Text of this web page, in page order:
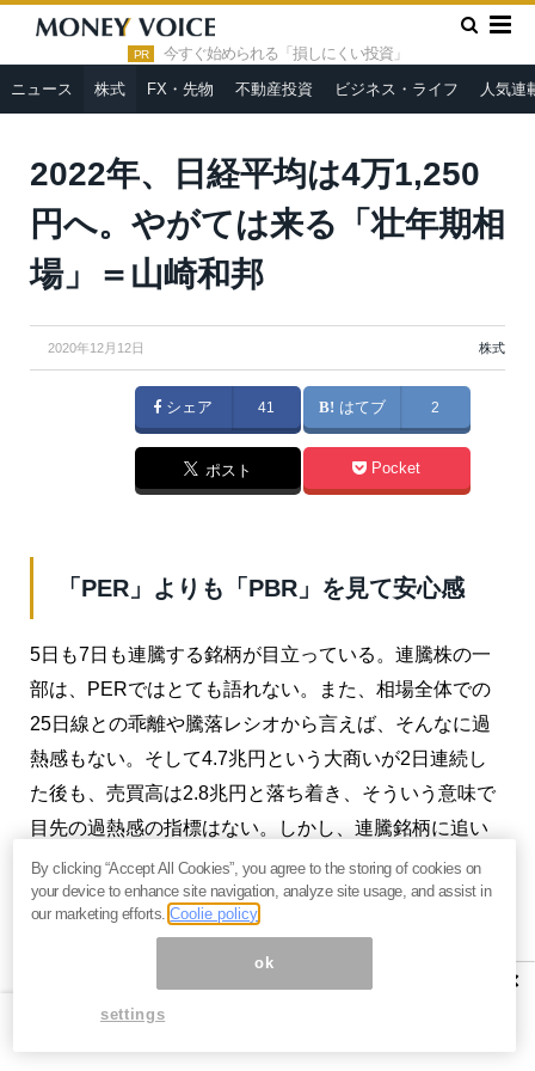
PR 今すぐ始められる「損しにくい投資」
ニュース 株式 FX・先物 不動産投資 ビジネス・ライフ 人気連
HOME » 株式 »
2022年、日経平均は4万1,250円へ。やがては
来る「壮年期相場」＝山崎和邦
2022年、日経平均は4万1,250
円へ。やがては来る「壮年期相
場」＝山崎和邦
2020年12月12日 株式
シェア 41 はてブ 2
ポスト Pocket
「PER」よりも「PBR」を見て安心感
5日も7日も連騰する銘柄が目立っている。連騰株の一
部は、PERではとても語れない。また、相場全体での
25日線との乖離や騰落レシオから言えば、そんなに過
熱感もない。そして4.7兆円という大商いが2日連続し
た後も、売買高は2.8兆円と落ち着き、そういう意味で
目先の過熱感の指標はない。しかし、連騰銘柄に追い
打ちをかける海外のファンドが、連騰の主流であるよ
うに思う。
工＜5801＞などは、11月中旬までは2,400円近辺で買え
る場面が2週間ぐらい続いた。それが一旦上放れると5
日間で2,900円弱まで値を飛ばす。元々これはそんなに
×
By clicking “Accept All Cookies”, you agree to the storing of cookies on
your device to enhance site navigation, analyze site usage, and assist in
our marketing efforts.Coolie policy
ok
settings